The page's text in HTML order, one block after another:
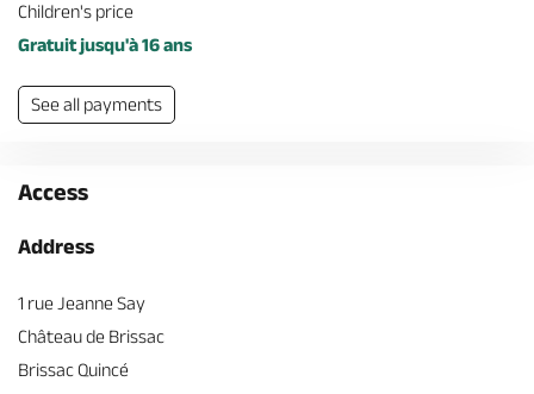
Children's price
Gratuit jusqu'à 16 ans
See all payments
Access
Address
1 rue Jeanne Say
Château de Brissac
Brissac Quincé